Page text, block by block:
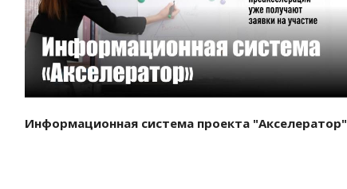
Информационная система проекта "Акселератор"